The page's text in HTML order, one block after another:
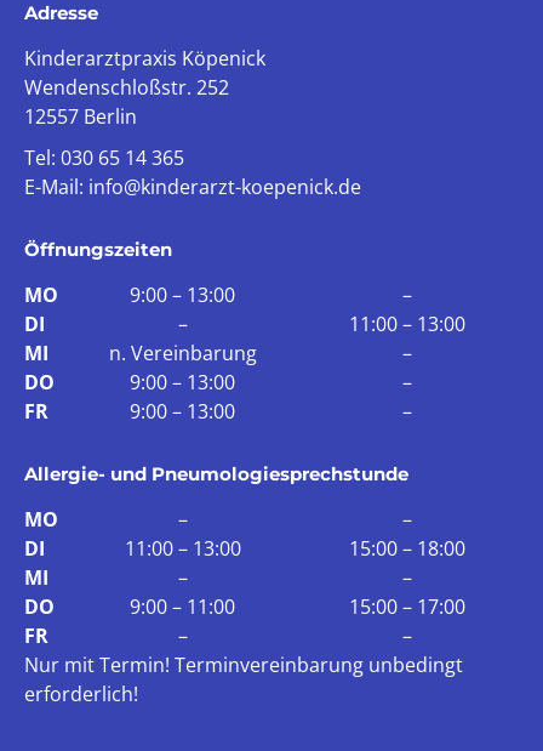
Adresse
Kinderarztpraxis Köpenick
Wendenschloßstr. 252
12557 Berlin
Tel: 030 65 14 365
E-Mail: info@kinderarzt-koepenick.de
Öffnungszeiten
MO 9:00 – 13:00
–
DI
–
11:00 – 13:00
MI
n. Vereinbarung
–
DO
9:00 – 13:00
–
FR
9:00 – 13:00 –
Allergie- und Pneumologiesprechstunde
MO –
–
DI
11:00 – 13:00
15:00 – 18:00
MI
–
–
DO
9:00 – 11:00
15:00 – 17:00
FR
–
–
Nur mit Termin! Terminvereinbarung unbedingt
erforderlich!